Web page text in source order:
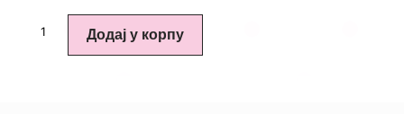
Додај у корпу